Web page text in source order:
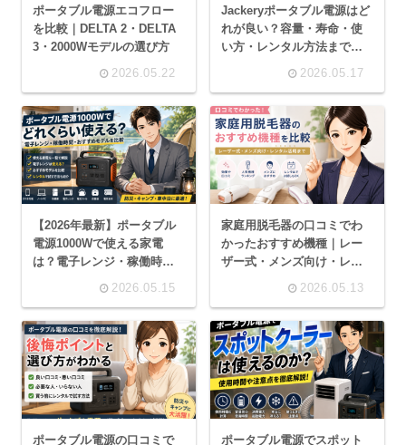
ポータブル電源エコフロー
を比較｜DELTA 2・DELTA
3・2000Wモデルの選び方
2026.05.22
Jackeryポータブル電源はど
れが良い？容量・寿命・使
い方・レンタル方法まで解
2026.05.17
【2026年最新】ポータブル
電源1000Wで使える家電
は？電子レンジ・稼働時
間・おすすめモデルを比較
2026.05.15
家庭用脱毛器の口コミでわ
かったおすすめ機種｜レー
ザー式・メンズ向け・レン
タル活用まで比較
2026.05.13
ポータブル電源の口コミで
ポータブル電源でスポット